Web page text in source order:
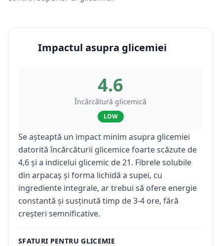
Impactul asupra glicemiei
4.6
Încărcătură glicemică
LOW
Se așteaptă un impact minim asupra glicemiei
datorită încărcăturii glicemice foarte scăzute de
4,6 și a indicelui glicemic de 21. Fibrele solubile
din arpacaș și forma lichidă a supei, cu
ingrediente integrale, ar trebui să ofere energie
constantă și susținută timp de 3-4 ore, fără
creșteri semnificative.
SFATURI PENTRU GLICEMIE